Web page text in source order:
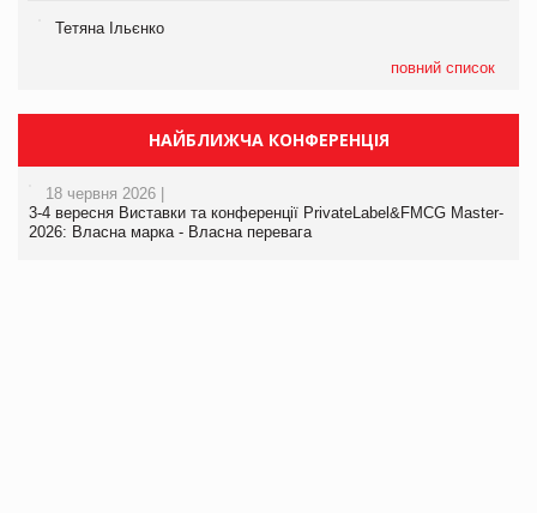
Тетяна Ільєнко
повний список
НАЙБЛИЖЧА КОНФЕРЕНЦІЯ
18 червня 2026 |
3-4 вересня Виставки та конференції PrivateLabel&FMCG Master-
2026: Власна марка - Власна перевага